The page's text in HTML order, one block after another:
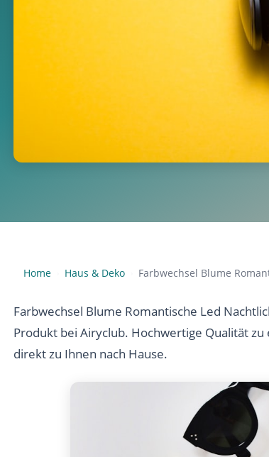
Home Haus & Deko Farbwechsel Blume
Farbwechsel Blume Romantische Led
Produkt bei Airyclub. Hochwertige Qualität
direkt zu Ihnen nach Hause.